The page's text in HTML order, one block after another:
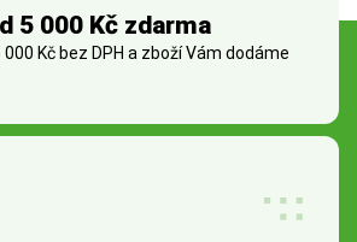
5 000 Kč zdarma
Kč bez DPH a zboží Vám dodáme